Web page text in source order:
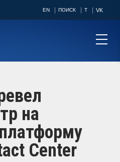
EN ПОИСК T VK
на
Center